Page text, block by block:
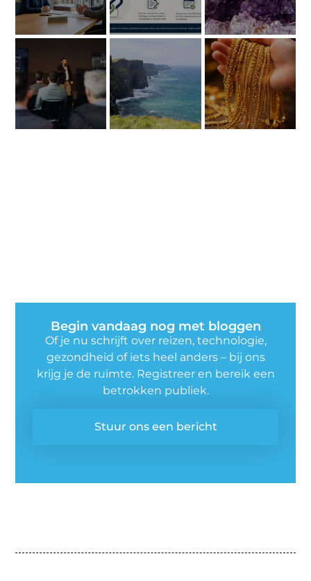
Begin vandaag nog met bloggen
Of je nu schrijft over reizen, technologie,
gezondheid of iets heel anders – bij ons
krijg je de ruimte. Registreer en bereik een
betrokken publiek.
Stuur ons een bericht